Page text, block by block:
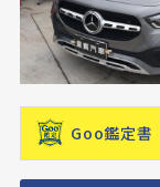
Goo鑑定書